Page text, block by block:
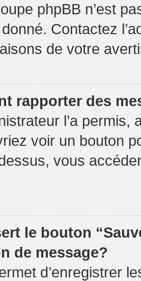
phpBB n’est
donné. Contactez
de votre
rapporter des
l’a
voir un bouton
vous
le bouton
de message?
d’enregistrer